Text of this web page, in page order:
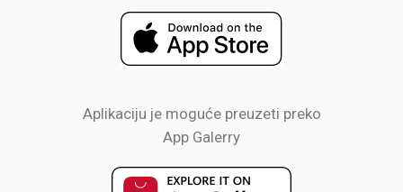
Aplikaciju je moguće preuzeti preko
App Galerry